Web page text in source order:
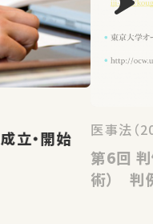
の成立・開始 医事法（
第6回 判例37（ロボトミー手
術） 判